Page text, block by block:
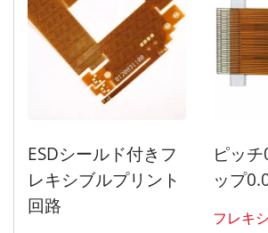
ESDシールド付きフ
レキシブルプリント
回路
ピッ
ップ
フレキ